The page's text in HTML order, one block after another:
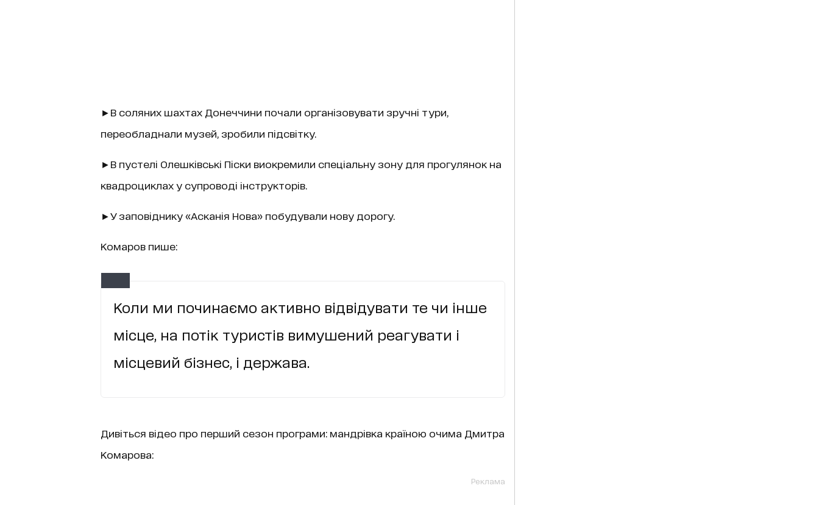
►В соляних шахтах Донеччини почали організовувати зручні тури,
переобладнали музей, зробили підсвітку.
►В пустелі Олешківські Піски виокремили спеціальну зону для прогулянок на
квадроциклах у супроводі інструкторів.
►У заповіднику «Асканія Нова» побудували нову дорогу.
Комаров пише:
Коли ми починаємо активно відвідувати те чи інше
місце, на потік туристів вимушений реагувати і
місцевий бізнес, і держава.
Дивіться відео про перший сезон програми: мандрівка країною очима Дмитра
Комарова:
Реклама